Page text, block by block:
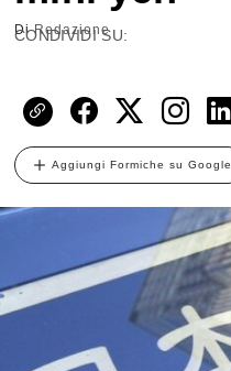
DiRedazione
CONDIVIDI SU:
Aggiungi Formiche su Google